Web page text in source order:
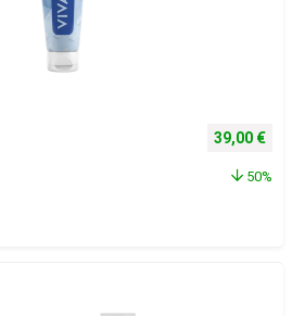
Izvorna
39,00 €
50%